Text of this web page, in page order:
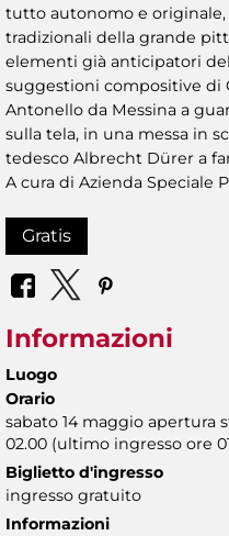
tutto autonomo e
tradizionali della grande
elementi già anticipatori
suggestioni compositive di
Antonello da Messina a
sulla tela, in una messa in
tedesco Albrecht Dürer a
A cura di Azienda Speciale
Gratis
Informazioni
Luogo
Orario
sabato 14 maggio apertura
02.00 (ultimo ingresso ore
Biglietto d'ingresso
ingresso gratuito
Informazioni